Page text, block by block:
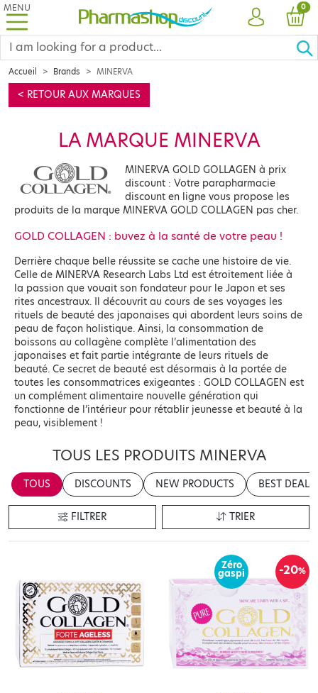
MENU
ACCOUNT
0
Accueil Brands MINERVA
< RETOUR AUX MARQUES
LA MARQUE MINERVA
MINERVA GOLD GOLLAGEN à prix
discount : Votre parapharmacie
discount en ligne vous propose les
produits de la marque MINERVA GOLD COLLAGEN pas cher.
GOLD COLLAGEN : buvez à la santé de votre peau !
Derrière chaque belle réussite se cache une histoire de vie.
Celle de MINERVA Research Labs Ltd est étroitement liée à
la passion que vouait son fondateur pour le Japon et ses
rites ancestraux. Il découvrit au cours de ses voyages les
rituels de beauté des japonaises qui abordent leurs soins de
peau de façon holistique. Ainsi, la consommation de
boissons au collagène complète l’alimentation des
japonaises et fait partie intégrante de leurs rituels de
beauté. Ce secret de beauté est désormais à la portée de
toutes les consommatrices exigeantes : GOLD COLLAGEN est
un complément alimentaire nouvelle génération qui
fonctionne de l’intérieur pour rétablir jeunesse et beauté à la
peau, visiblement !
TOUS LES PRODUITS MINERVA
TOUS DISCOUNTS NEW PRODUCTS BEST DEALS
FILTRER TRIER
-20%
Zéro
gaspi